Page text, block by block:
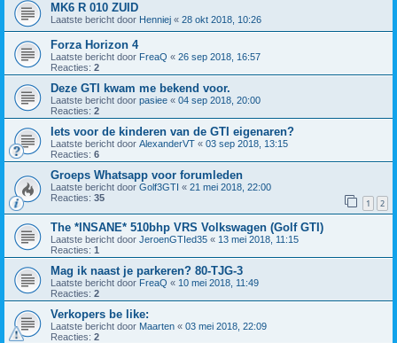
MK6 R 010 ZUID
Laatste bericht door Henniej « 28 okt 2018, 10:26
Forza Horizon 4
Laatste bericht door FreaQ « 26 sep 2018, 16:57
Reacties: 2
Deze GTI kwam me bekend voor.
Laatste bericht door pasiee « 04 sep 2018, 20:00
Reacties: 2
Iets voor de kinderen van de GTI eigenaren?
Laatste bericht door AlexanderVT « 03 sep 2018, 13:15
Reacties: 6
Groeps Whatsapp voor forumleden
Laatste bericht door Golf3GTI « 21 mei 2018, 22:00
Reacties: 35 1 2
The *INSANE* 510bhp VRS Volkswagen (Golf GTI)
Laatste bericht door JeroenGTIed35 « 13 mei 2018, 11:15
Reacties: 1
Mag ik naast je parkeren? 80-TJG-3
Laatste bericht door FreaQ « 10 mei 2018, 11:49
Reacties: 2
Verkopers be like:
Laatste bericht door Maarten « 03 mei 2018, 22:09
Reacties: 2